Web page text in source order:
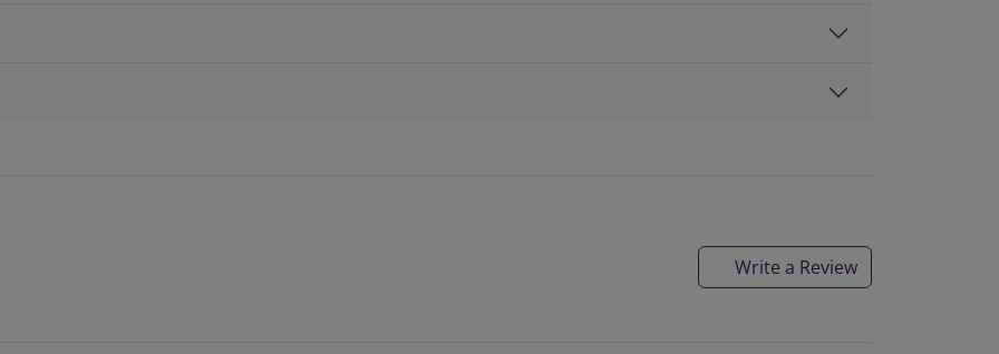
Write a Review